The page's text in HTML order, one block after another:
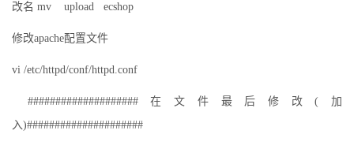
改名 mv upload ecshop
修改apache配置文件
vi /etc/httpd/conf/httpd.conf
####################在文件最后修改(加
入)#####################